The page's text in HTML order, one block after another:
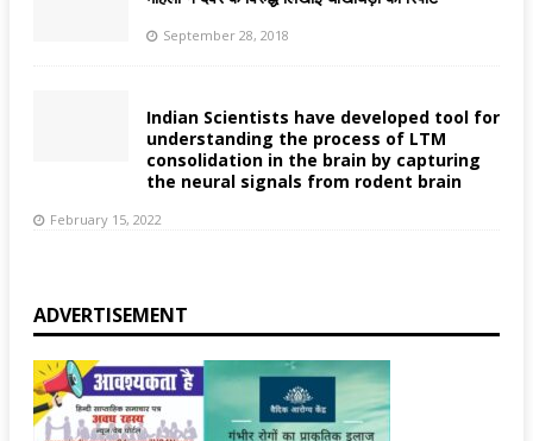
September 28, 2018
Indian Scientists have developed tool for
understanding the process of LTM
consolidation in the brain by capturing
the neural signals from rodent brain
February 15, 2022
ADVERTISEMENT